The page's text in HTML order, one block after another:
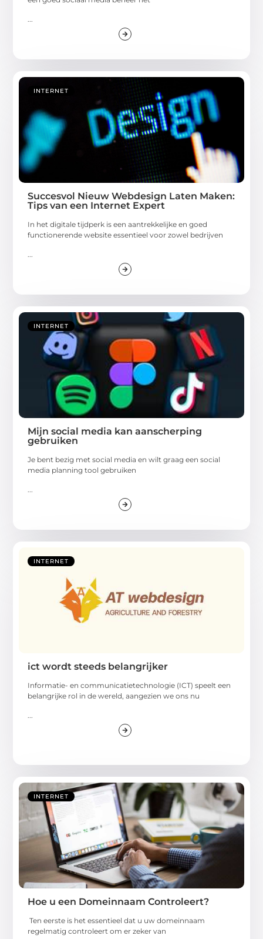
INTERNET
Succesvol Nieuw Webdesign Laten Maken:
Tips van een Internet Expert
In het digitale tijdperk is een aantrekkelijke en goed
functionerende website essentieel voor zowel bedrijven
INTERNET
Mijn social media kan aanscherping
gebruiken
Je bent bezig met social media en wilt graag een social
media planning tool gebruiken
INTERNET
ict wordt steeds belangrijker
Informatie- en communicatietechnologie (ICT) speelt een
belangrijke rol in de wereld, aangezien we ons nu
INTERNET
Hoe u een Domeinnaam Controleert?
Ten eerste is het essentieel dat u uw domeinnaam
regelmatig controleert om er zeker van